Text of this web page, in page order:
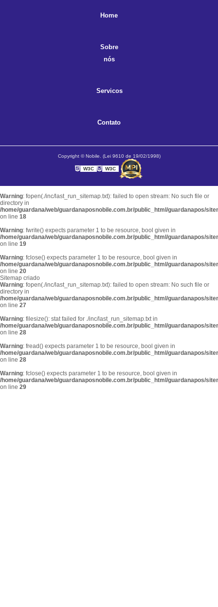
Home
Sobre
nós
Servicos
Contato
Copyright © Nobile. (Lei 9610 de 19/02/1998)
W3C W3C
Warning: fopen(./inc/last_run_sitemap.txt): failed to open stream: No such file or
directory in
/home/guardana/web/guardanaposnobile.com.br/public_html/guardanapos/
on line 18
Warning: fwrite() expects parameter 1 to be resource, bool given in
/home/guardana/web/guardanaposnobile.com.br/public_html/guardanapos/
on line 19
Warning: fclose() expects parameter 1 to be resource, bool given in
/home/guardana/web/guardanaposnobile.com.br/public_html/guardanapos/
on line 20
Sitemap criado
Warning: fopen(./inc/last_run_sitemap.txt): failed to open stream: No such file or
directory in
/home/guardana/web/guardanaposnobile.com.br/public_html/guardanapos/
on line 27
Warning: filesize(): stat failed for ./inc/last_run_sitemap.txt in
/home/guardana/web/guardanaposnobile.com.br/public_html/guardanapos/
on line 28
Warning: fread() expects parameter 1 to be resource, bool given in
/home/guardana/web/guardanaposnobile.com.br/public_html/guardanapos/
on line 28
Warning: fclose() expects parameter 1 to be resource, bool given in
/home/guardana/web/guardanaposnobile.com.br/public_html/guardanapos/
on line 29